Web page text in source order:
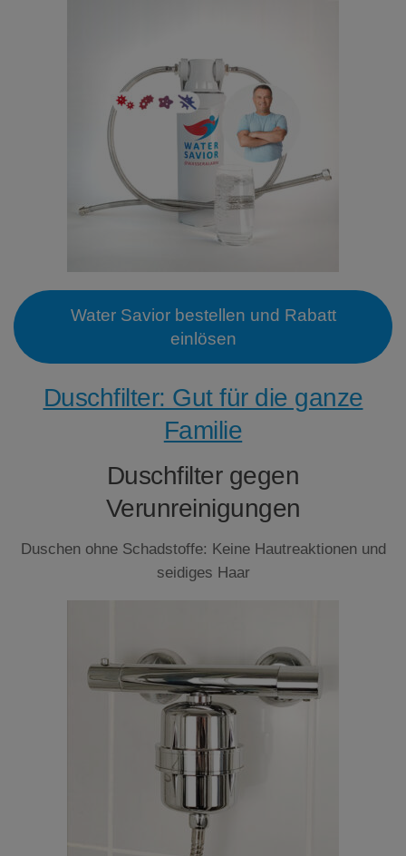
Water Savior bestellen und Rabatt
einlösen
Duschfilter: Gut für die ganze
Familie
Duschfilter gegen
Verunreinigungen
Duschen ohne Schadstoffe: Keine Hautreaktionen und
seidiges Haar